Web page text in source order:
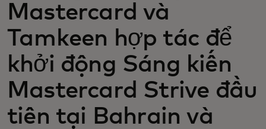
Mastercard và
Tamkeen hợp tác để
khởi động Sáng kiến
Mastercard Strive đầu
tiên tại Bahrain và